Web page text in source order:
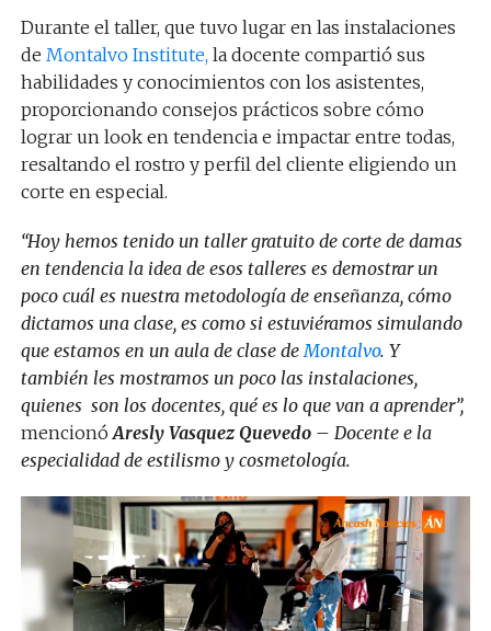
Durante el taller, que tuvo lugar en las instalaciones
de Montalvo Institute, la docente compartió sus
habilidades y conocimientos con los asistentes,
proporcionando consejos prácticos sobre cómo
lograr un look en tendencia e impactar entre todas,
resaltando el rostro y perfil del cliente eligiendo un
corte en especial.
“Hoy hemos tenido un taller gratuito de corte de damas
en tendencia la idea de esos talleres es demostrar un
poco cuál es nuestra metodología de enseñanza, cómo
dictamos una clase, es como si estuviéramos simulando
que estamos en un aula de clase de Montalvo. Y
también les mostramos un poco las instalaciones,
quienes son los docentes, qué es lo que van a aprender”,
mencionó Aresly Vasquez Quevedo – Docente e la
especialidad de estilismo y cosmetología.